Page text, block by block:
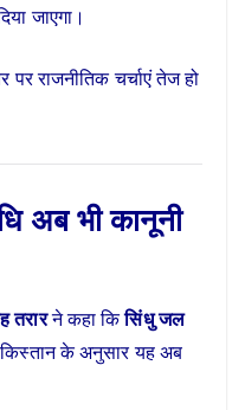
जाएगा।
राजनीतिक चर्चाएं तेज हो
अब भी कानूनी
तरारने कहा किसिंधु जल
के अनुसार यह अब